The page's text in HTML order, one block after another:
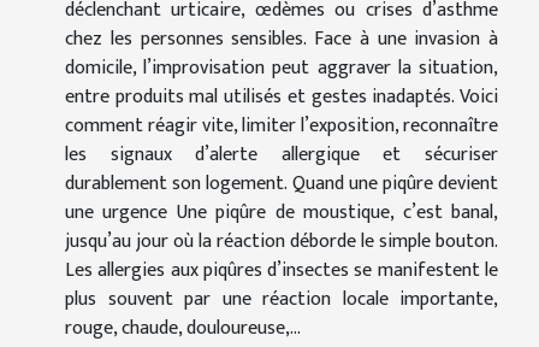
déclenchant urticaire, œdèmes ou crises d’asthme
chez les personnes sensibles. Face à une invasion à
domicile, l’improvisation peut aggraver la situation,
entre produits mal utilisés et gestes inadaptés. Voici
comment réagir vite, limiter l’exposition, reconnaître
les signaux d’alerte allergique et sécuriser
durablement son logement. Quand une piqûre devient
une urgence Une piqûre de moustique, c’est banal,
jusqu’au jour où la réaction déborde le simple bouton.
Les allergies aux piqûres d’insectes se manifestent le
plus souvent par une réaction locale importante,
rouge, chaude, douloureuse,...